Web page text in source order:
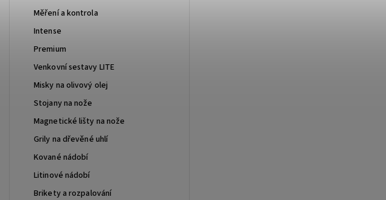
Měření a kontrola
Intense
Premium
Venkovní sestavy LITE
Misky na olivový olej
Stojany na nože
Magnetické lišty na nože
Grily na dřevěné uhlí
Kované nádobí
Litinové nádobí
Brikety a rozpalování